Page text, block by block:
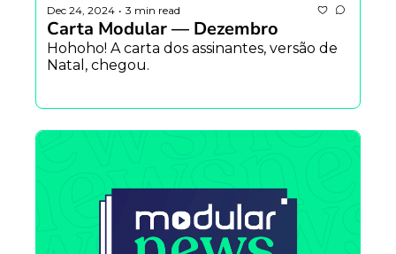
Dec 24, 2024 • 3 min read
Carta Modular — Dezembro
Hohoho! A carta dos assinantes, versão de
Natal, chegou.